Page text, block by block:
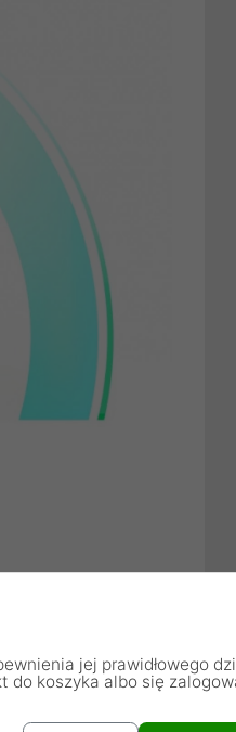
ładować
jej prawidłowego
do koszyka albo się